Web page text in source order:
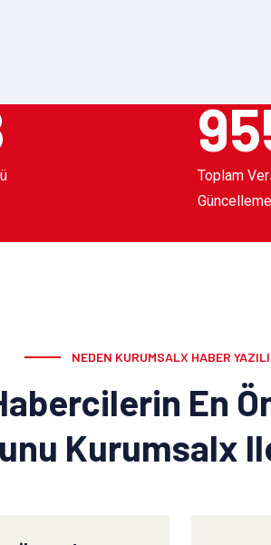
Toplam
NEDEN KURUMSALX HABER
En
Kurumsalx